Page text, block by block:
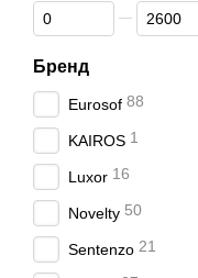
Від Глибина, мм
До Глибина, мм
Бренд
Eurosof 88
KAIROS 1
Luxor 16
Novelty 50
Sentenzo 21